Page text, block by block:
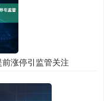
涨停引监管关注